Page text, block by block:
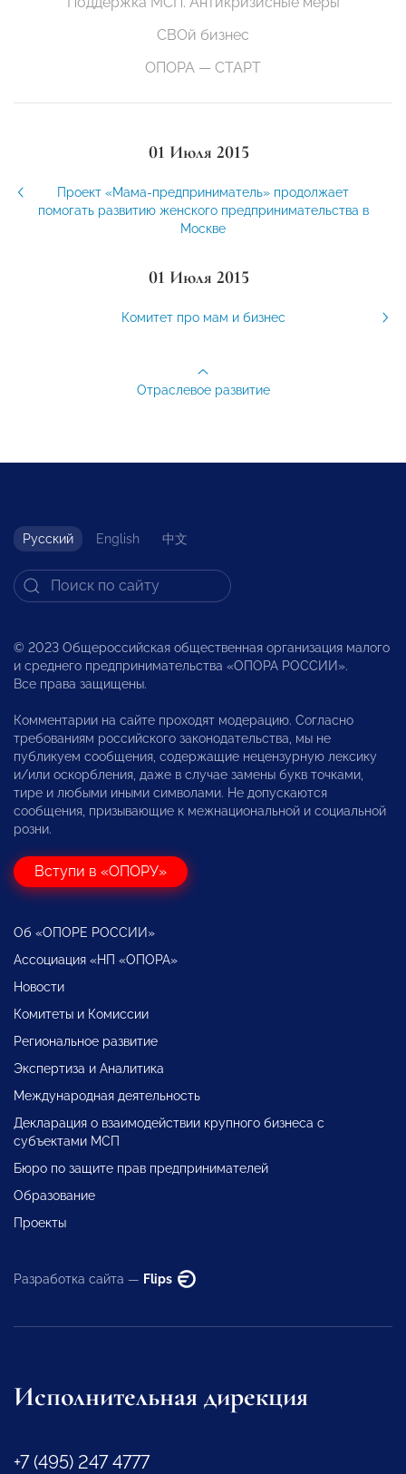
СВОй бизнес
ОПОРА — СТАРТ
01 Июля 2015
Проект «Мама-предприниматель» продолжает
помогать развитию женского предпринимательства в
Москве
01 Июля 2015
Комитет про мам и бизнес
Отраслевое развитие
Русский English 中文
© 2023 Общероссийская общественная организация малого
и среднего предпринимательства «ОПОРА РОССИИ».
Все права защищены.
Комментарии на сайте проходят модерацию. Согласно
требованиям российского законодательства, мы не
публикуем сообщения, содержащие нецензурную лексику
и/или оскорбления, даже в случае замены букв точками,
тире и любыми иными символами. Не допускаются
сообщения, призывающие к межнациональной и социальной
розни.
Вступи в «ОПОРУ»
Об «ОПОРЕ РОССИИ»
Ассоциация «НП «ОПОРА»
Новости
Комитеты и Комиссии
Региональное развитие
Экспертиза и Аналитика
Международная деятельность
Декларация о взаимодействии крупного бизнеса с
субъектами МСП
Бюро по защите прав предпринимателей
Образование
Проекты
Разработка сайта — Flips
Исполнительная дирекция
+7 (495) 247 4777